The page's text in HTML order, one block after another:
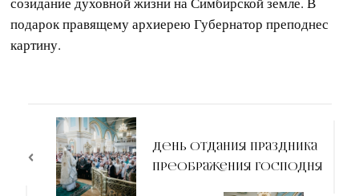
подарок правящему архиерею Губернатор преподнес
картину.
Навигация
по
записям
День отдания праздника
Преображения Господня